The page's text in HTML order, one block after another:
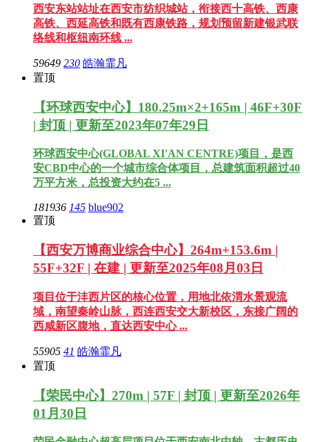
西安东站站址在西安市纺织城站，衔接西十高铁、西康
高铁、西延高铁和既有西康铁路，规划预留新建银武联
络线和枢纽南环线 ...
59649 230 皓瀚霏凡
置顶
【环球西安中心】180.25m×2+165m | 46F+30F
| 封顶 | 更新至2023年07年29日
环球西安中心(GLOBAL XI'AN CENTRE)项目，是西
安CBD中心的一个城市综合体项目，总建筑面积超过40
万平方米，总投资大约在5 ...
181936 145 blue902
置顶
【西安万博商业综合中心】264m+153.6m |
55F+32F | 在建 | 更新至2025年08月03日
项目位于沣西片区的核心位置，用地北依渭水景观流
域，南望秦岭山脉，西连西安交大新校区，东接广阔的
西咸新区腹地，直达西安中心 ...
55905 41 皓瀚霏凡
置顶
【荣民中心】270m | 57F | 封顶 | 更新至2026年
01月30日